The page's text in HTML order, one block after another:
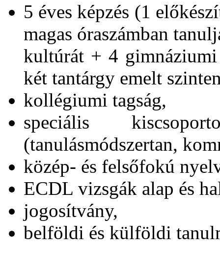
5 éves képzés (1
magas óraszámban
kultúrát + 4
két tantárgy emelt
kollégiumi tagság,
speciális
(tanulásmódszertan,
közép- és felsőfokú
ECDL vizsgák alap és
jogosítvány,
belföldi és külföldi